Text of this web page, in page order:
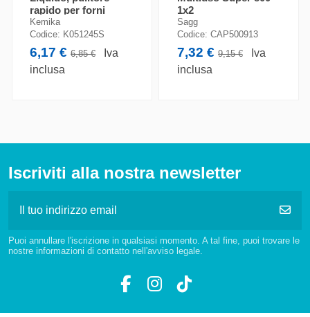
Trasporto Tracciato su
Pallet (Arco Spedizioni)
Consegna Pallet
lavorativi)
rapido per forni
(flacone da 0,850 kg)
Kemika
Codice: K051245S
6,17 €6,85 €
Iva
inclusa
1x2
Sagg
Codice: CAP500913
7,32 € 9,15 €
Iva
inclusa
Iscriviti alla nostra newsletter
Puoi annullare l'iscrizione in qualsiasi momento. A tal fine, puoi trovare le
nostre informazioni di contatto nell'avviso legale.